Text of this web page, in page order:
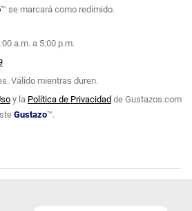
™ se marcará como redimido.
a.m. a 5:00 p.m.
Válido mientras duren.
y la Política de Privacidadde Gustazos.com
Gustazo™.